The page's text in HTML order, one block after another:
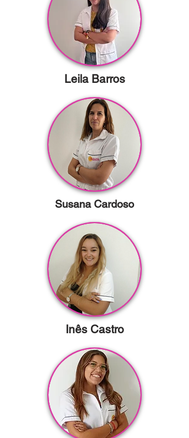
Leila Barros
Susana Cardoso
Inês Castro